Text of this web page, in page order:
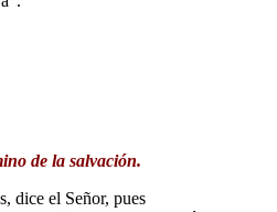
de la salvación.
dice el Señor, pues